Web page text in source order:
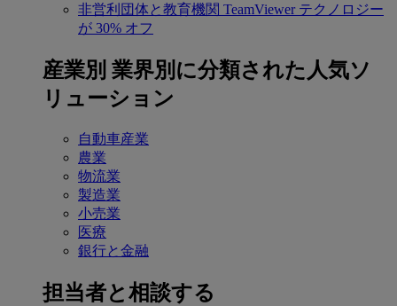
非営利団体と教育機関 TeamViewer テクノロジー
が 30% オフ
産業別 業界別に分類された人気ソ
リューション
自動車産業
農業
物流業
製造業
小売業
医療
銀行と金融
担当者と相談する